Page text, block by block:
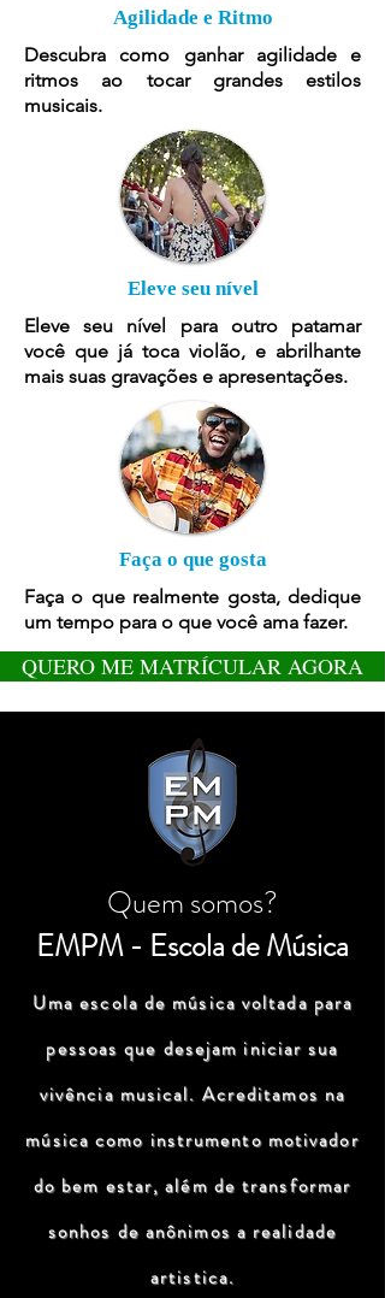
Agilidade e Ritmo
Descubra como ganhar agilidade e
ritmos ao tocar grandes estilos
musicais.
Eleve seu nível
Eleve seu nível para outro patamar
você que já toca violão, e abrilhante
mais suas gravações e apresentações.
Faça o que gosta
Faça o que realmente gosta, dedique
um tempo para o que você ama fazer.
QUERO ME MATRÍCULAR AGORA
Quem somos?
EMPM - Escola de Música
Uma escola de música voltada para
pessoas que desejam iniciar sua
vivência musical. Acreditamos na
música como instrumento motivador
do bem estar, além de transformar
sonhos de anônimos a realidade
artistica.